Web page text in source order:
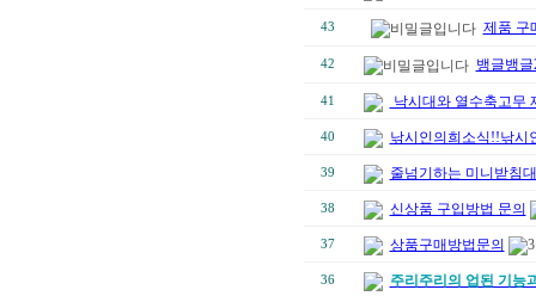
43 제품 구
42 뱅글뱅
41 낙시대와 열수축고무
40 낚시인의희소식!!낚시
39 줄넘기하는 미니받침
38 신상품 구입방법 문의
37 상품구매방법문의 3
36 주리주리의 업된 기능